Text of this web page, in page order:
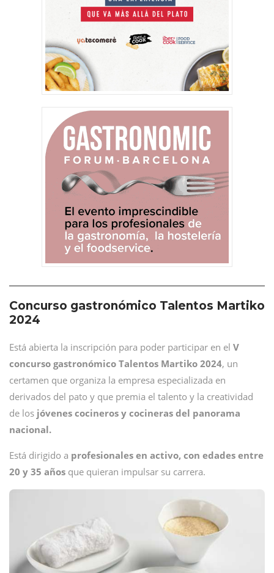
Concurso gastronómico Talentos Martiko
2024
Está abierta la inscripción para poder participar en el V
concurso gastronómico Talentos Martiko 2024, un
certamen que organiza la empresa especializada en
derivados del pato y que premia el talento y la creatividad
de los jóvenes cocineros y cocineras del panorama
nacional.
Está dirigido a profesionales en activo, con edades entre
20 y 35 años que quieran impulsar su carrera.